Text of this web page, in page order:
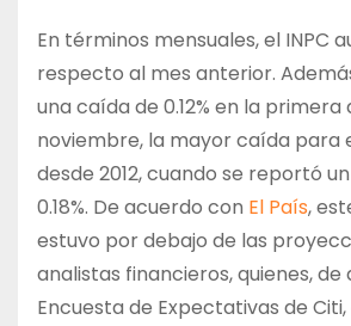
En términos mensuales, el INPC
respecto al mes anterior.
una caída de 0.12% en la primera
noviembre, la mayor caída para
desde 2012, cuando se reportó
0.18%. De acuerdo con El País,
estuvo por debajo de las
analistas financieros, quienes,
Encuesta de Expectativas de